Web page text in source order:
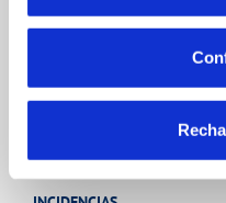
Gestiones Online
FACTURAS, PAGOS Y
MODIFICACIÓN DE DATOS